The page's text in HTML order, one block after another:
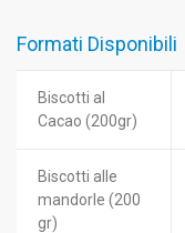
Formati Disponibili
Biscotti al
Cacao (200gr)
Biscotti alle
mandorle (200
gr)